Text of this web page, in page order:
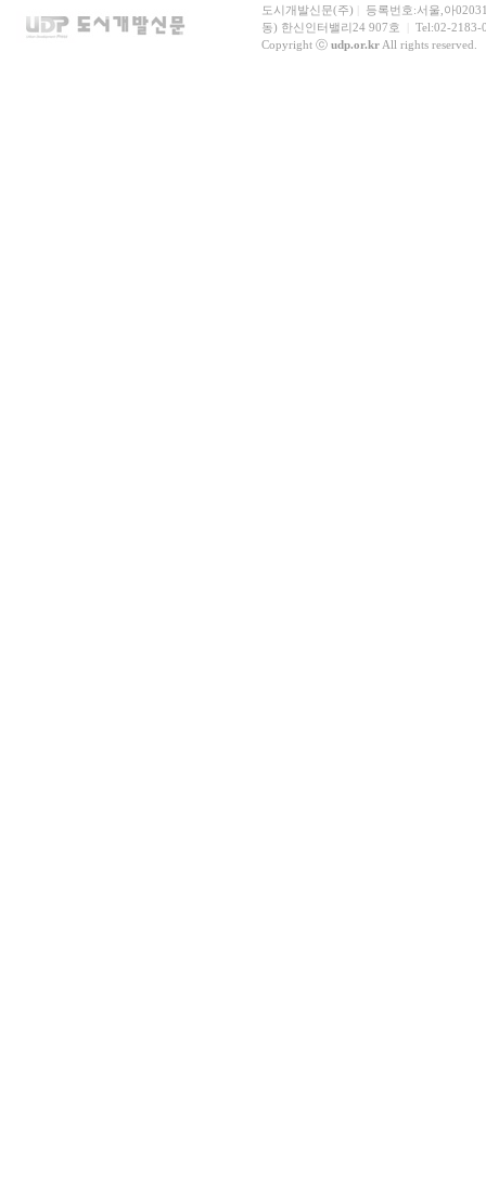
도시개발신문(주)
등록번호:서울,아
동) 한신인터밸리24 907호
Tel:02-2183-
Copyright ⓒ udp.or.krAll rights reserved.